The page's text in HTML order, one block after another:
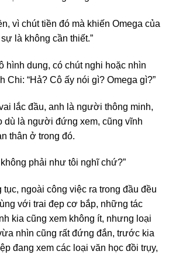
vì chút tiền đó mà khiến Omega của
là không cần thiết.”
dung, có chút nghi hoặc nhìn
Chi: “Hả? Cô ấy nói gì? Omega gì?”
lắc đầu, anh là người thông minh,
dù là người đứng xem, cũng vĩnh
thân ở trong đó.
phải như tôi nghĩ chứ?”
ngoài công việc ra trong đầu đều
với trai đẹp cơ bắp, những tác
kia cũng xem không ít, nhưng loại
nhìn cũng rất đứng đắn, trước kia
đang xem các loại văn học đồi trụy,